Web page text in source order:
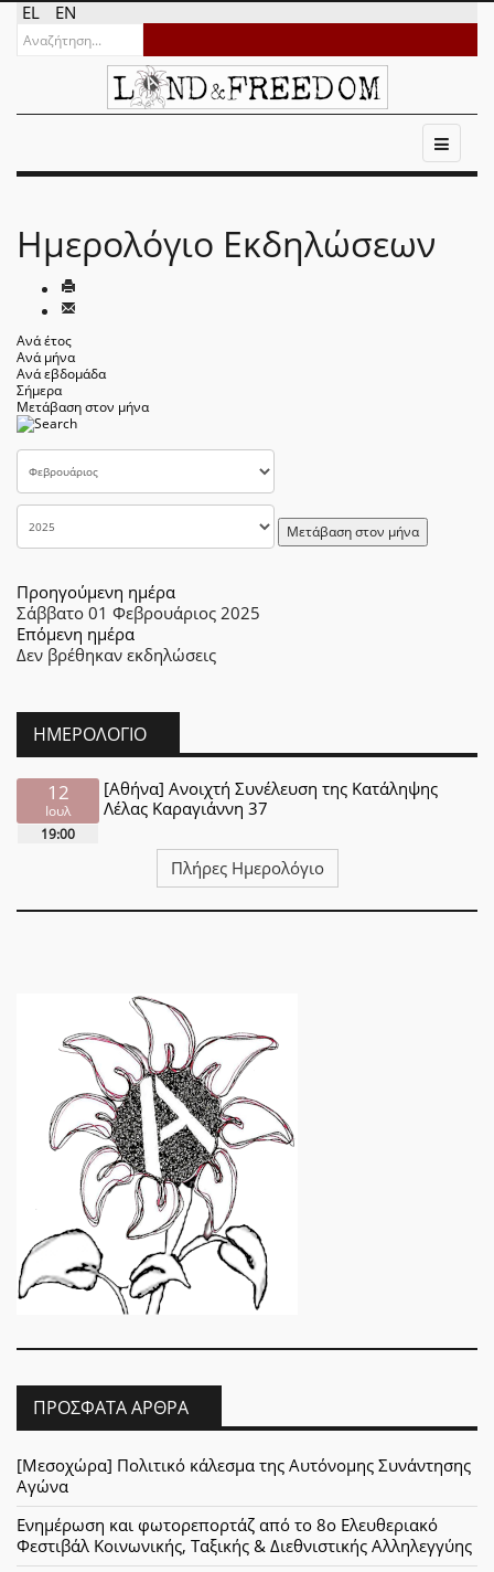
EL EN
Ημερολόγιο Εκδηλώσεων
Ανά έτος
Ανά μήνα
Ανά εβδομάδα
Σήμερα
Μετάβαση στον μήνα
Μετάβαση στον μήνα
Προηγούμενη ημέρα
Σάββατο 01 Φεβρουάριος 2025
Επόμενη ημέρα
Δεν βρέθηκαν εκδηλώσεις
ΗΜΕΡΟΛΌΓΙΟ
12
Ιουλ
19:00
[Αθήνα] Ανοιχτή Συνέλευση της Κατάληψης
Λέλας Καραγιάννη 37
Πλήρες Ημερολόγιο
ΠΡΌΣΦΑΤΑ ΆΡΘΡΑ
[Μεσοχώρα] Πολιτικό κάλεσμα της Αυτόνομης Συνάντησης
Αγώνα
Ενημέρωση και φωτορεπορτάζ από το 8ο Ελευθεριακό
Φεστιβάλ Κοινωνικής, Ταξικής & Διεθνιστικής Αλληλεγγύης